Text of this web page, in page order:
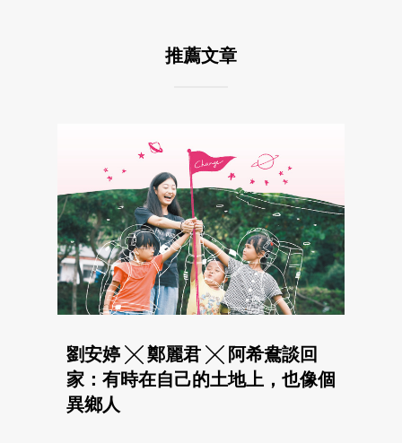
推薦文章
劉安婷 ╳ 鄭麗君 ╳ 阿希鴦談回
家：有時在自己的土地上，也像個
異鄉人